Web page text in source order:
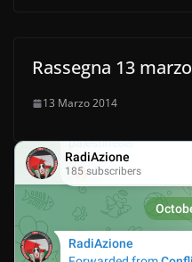
Rassegna 13 marzo
13 Marzo 2014